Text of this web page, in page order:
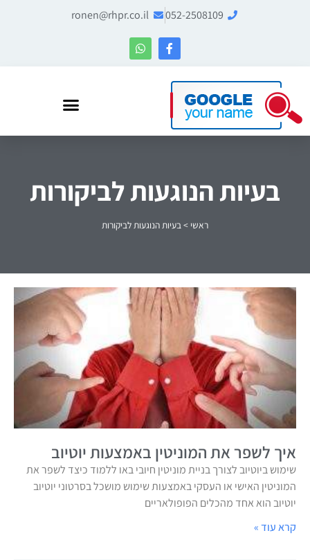
052-2508109
ronen@rhpr.co.il
בעיות הנוגעות לביקורות
ראשי >בעיות הנוגעות לביקורות
איך לשפר את המוניטין באמצעות יוטיוב
שימוש ביוטיוב לצורך בניית מוניטין חיובי באו ללמוד כיצד לשפר את
המוניטין האישי או העסקי באמצעות שימוש מושכל בסרטוני יוטיוב
יוטיוב הוא אחד מהכלים הפופולאריים
קרא עוד »